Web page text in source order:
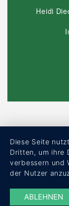
Heidi
Diese Seite
Dritten, um ihre
verbessern und
der Nutzer
ABLEHNEN